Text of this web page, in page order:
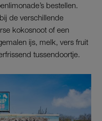
bestellen.
de verschillende
kokosnoot of een
ijs, melk, vers fruit
tussendoortje.